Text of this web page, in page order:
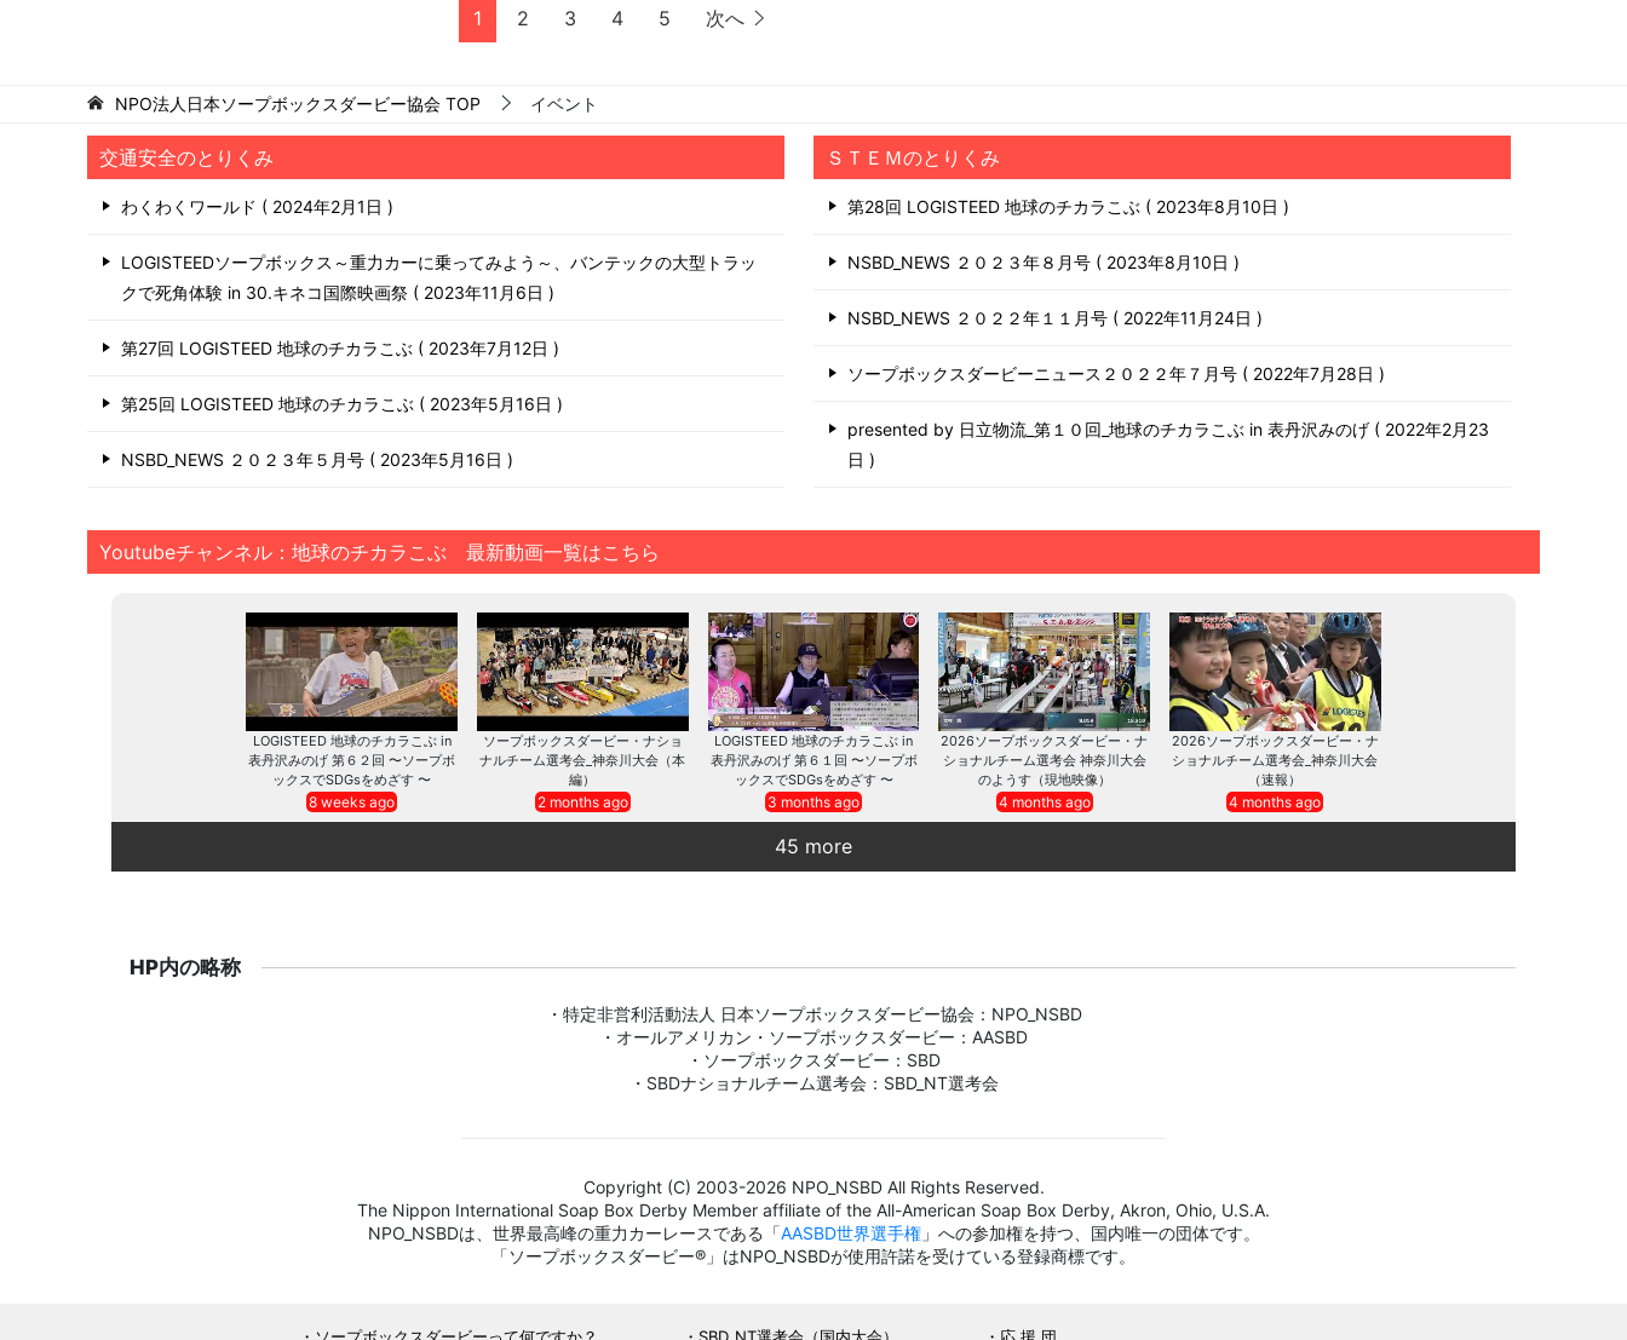
1 2 3 4 5 次へ
NPO法人日本ソープボックスダービー協会 TOP イベント
交通安全のとりくみ
わくわくワールド 2024年2月1日
LOGISTEEDソープボックス～重力カーに乗ってみよう～、バンテックの大型トラッ
クで死角体験 in 30.キネコ国際映画祭
2023年11月6日
第27回 LOGISTEED 地球のチカラこぶ 2023年7月12日
第25回 LOGISTEED 地球のチカラこぶ 2023年5月16日
NSBD_NEWS ２０２３年５月号 2023年5月16日
ＳＴＥＭのとりくみ
第28回 LOGISTEED 地球のチカラこぶ 2023年8月10日
NSBD_NEWS ２０２３年８月号 2023年8月10日
NSBD_NEWS ２０２２年１１月号 2022年11月24日
ソープボックスダービーニュース２０２２年７月号 2022年7月28日
presented by 日立物流_第１０回_地球のチカラこぶ in 表丹沢みのげ
2022年2月23
日
Youtubeチャンネル：地球のチカラこぶ 最新動画一覧はこちら
LOGISTEED 地球のチカラこぶ in
表丹沢みのげ 第６２回 〜ソープボ
ックスでSDGsをめざす 〜
8 weeks ago
ソープボックスダービー・ナショ
ナルチーム選考会_神奈川大会（本
編）
2 months ago
LOGISTEED 地球のチカラこぶ in
表丹沢みのげ 第６１回 〜ソープボ
ックスでSDGsをめざす 〜
3 months ago
2026ソープボックスダービー・ナ
ショナルチーム選考会 神奈川大会
のようす（現地映像）
4 months ago
2026ソープボックスダービー・ナ
ショナルチーム選考会_神奈川大会
（速報）
4 months ago
45 more
HP内の略称
・特定非営利活動法人 日本ソープボックスダービー協会：NPO_NSBD
・オールアメリカン・ソープボックスダービー：AASBD
・ソープボックスダービー：SBD
・SBDナショナルチーム選考会：SBD_NT選考会
Copyright (C) 2003-2026 NPO_NSBD All Rights Reserved.
The Nippon International Soap Box Derby Member affiliate of the All-American Soap Box Derby, Akron, Ohio, U.S.A.
NPO_NSBDは、世界最高峰の重力カーレースである「AASBD世界選手権」への参加権を持つ、国内唯一の団体です。
「ソープボックスダービー®」はNPO_NSBDが使用許諾を受けている登録商標です。